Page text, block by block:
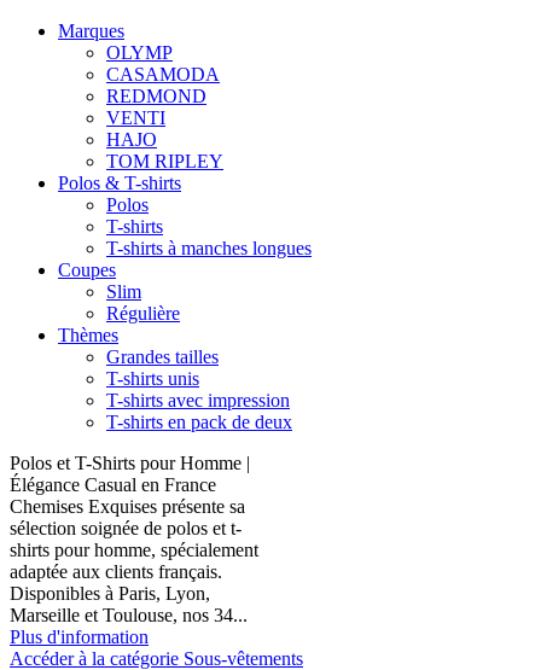
Marques
OLYMP
CASAMODA
REDMOND
VENTI
HAJO
TOM RIPLEY
Polos & T-shirts
Polos
T-shirts
T-shirts à manches longues
Coupes
Slim
Régulière
Thèmes
Grandes tailles
T-shirts unis
T-shirts avec impression
T-shirts en pack de deux
Polos et T-Shirts pour Homme |
Élégance Casual en France
Chemises Exquises présente sa
sélection soignée de polos et t-
shirts pour homme, spécialement
adaptée aux clients français.
Disponibles à Paris, Lyon,
Marseille et Toulouse, nos 34...
Plus d'information
Accéder à la catégorie Sous-vêtements